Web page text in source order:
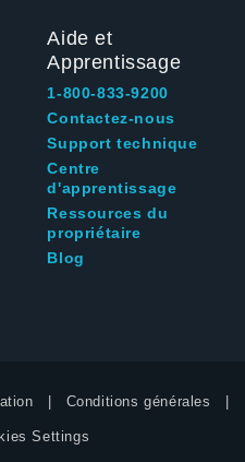
Aide et
Apprentissage
1-800-833-9200
Contactez-nous
Support technique
Centre
d'apprentissage
Ressources du
propriétaire
Blog
Conditions générales
Settings